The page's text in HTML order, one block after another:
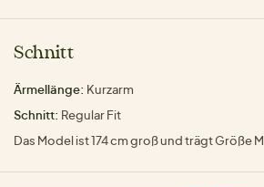
Schnitt
Ärmellänge: Kurzarm
Schnitt: Regular Fit
Das Model ist 174 cm groß und trägt Größe M